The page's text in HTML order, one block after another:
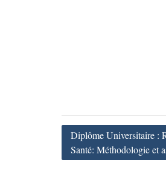
Navigation
de
Diplôme Universitaire :
Santé: Méthodologie et